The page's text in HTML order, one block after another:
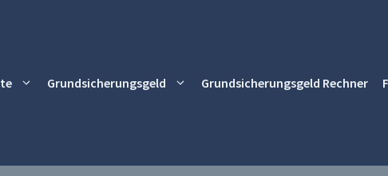
Grundsicherungsgeld Grundsicherungsgeld Rechner